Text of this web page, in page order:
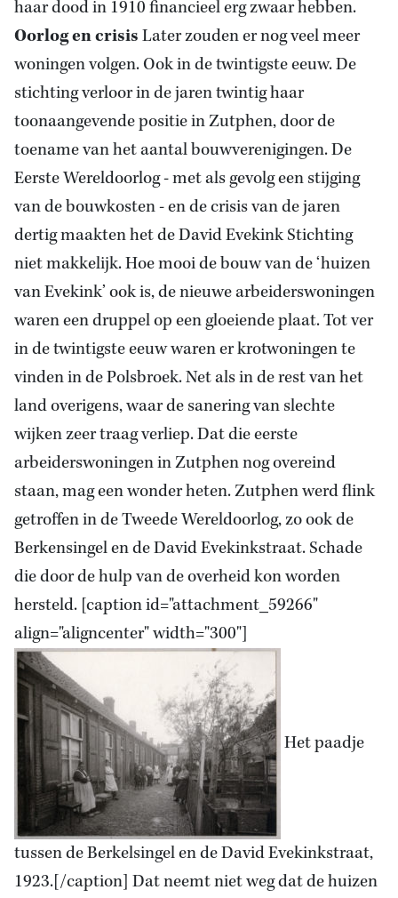
haar dood in 1910 financieel erg zwaar hebben.
Oorlog en crisisLater zouden er nog veel meer
woningen volgen. Ook in de twintigste eeuw. De
stichting verloor in de jaren twintig haar
toonaangevende positie in Zutphen, door de
toename van het aantal bouwverenigingen. De
Eerste Wereldoorlog - met als gevolg een stijging
van de bouwkosten - en de crisis van de jaren
dertig maakten het de David Evekink Stichting
niet makkelijk. Hoe mooi de bouw van de ‘huizen
van Evekink’ ook is, de nieuwe arbeiderswoningen
waren een druppel op een gloeiende plaat. Tot ver
in de twintigste eeuw waren er krotwoningen te
vinden in de Polsbroek. Net als in de rest van het
land overigens, waar de sanering van slechte
wijken zeer traag verliep. Dat die eerste
arbeiderswoningen in Zutphen nog overeind
staan, mag een wonder heten. Zutphen werd flink
getroffen in de Tweede Wereldoorlog, zo ook de
Berkensingel en de David Evekinkstraat. Schade
die door de hulp van de overheid kon worden
hersteld. [caption id="attachment_59266"
align="aligncenter" width="300"]
Het paadje
tussen de Berkelsingel en de David Evekinkstraat,
1923.[/caption] Dat neemt niet weg dat de huizen